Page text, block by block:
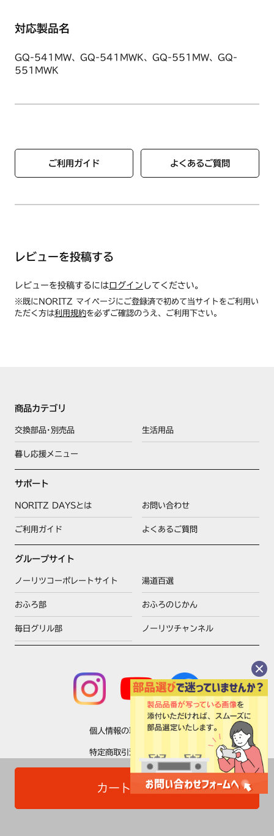
対応製品名
GQ-541MW、GQ-541MWK、GQ-551MW、GQ-
551MWK
ご利用ガイド よくあるご質問
レビューを投稿する
レビューを投稿するにはログイン してください。
※既にNORITZ マイページにご登録済で初めて当サイトをご利用い
ただく方は利用規約を必ずご確認のうえ、ご利用下さい。
カートに入れる
商品カテゴリ
交換部品･別売品 生活用品
暮し応援メニュー
サポート
NORITZ DAYSとは お問い合わせ
ご利用ガイド よくあるご質問
グループサイト
ノーリツコーポレートサイト 湯道百選
おふろ部 おふろのじかん
毎日グリル部 ノーリツチャンネル
個人情報の取扱いについて
特定商取引法に基づく表示
利用規約